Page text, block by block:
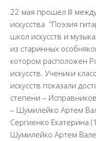
Документы
Образование
Образовательные
Руководство
Финансово-
Материально-
оснащенность
Доступная среда
Стипендии и
22 мая прошел III
искусства “Поэзия
школ искусств и
из старинных
котором расположен
искусств. Ученики
искусств показали
степени –
– Шумилейко Артем
Сергиенко Екатерина
Шумилейко Артем